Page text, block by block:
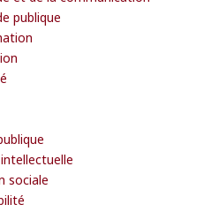
publique
sociale